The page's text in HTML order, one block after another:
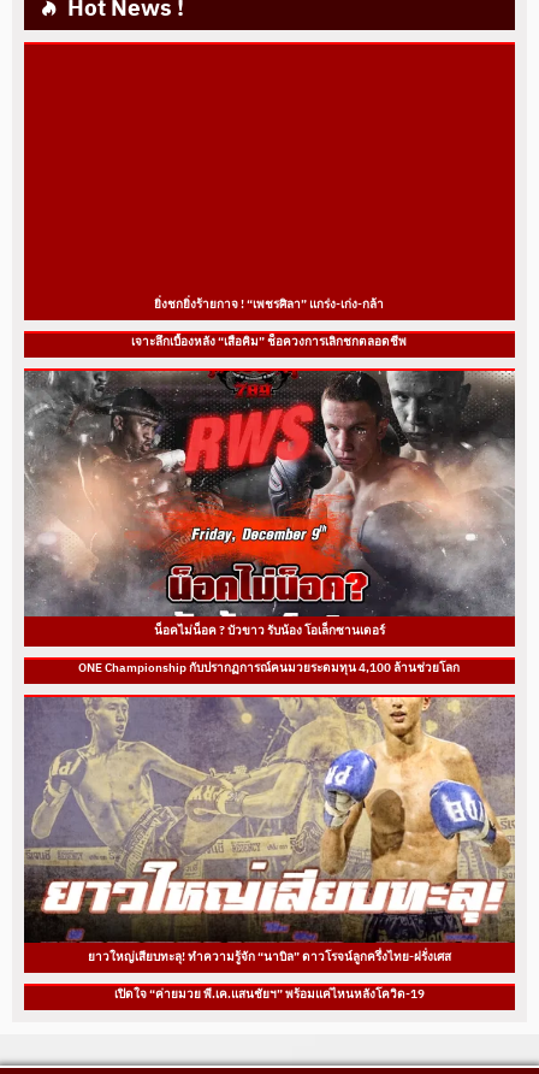
Hot News !
ยิ่งชกยิ่งร้ายกาจ ! “เพชรศิลา” แกร่ง-เก่ง-กล้า
เจาะลึกเบื้องหลัง “เสือคิม” ช็อควงการเลิกชกตลอดชีพ
น็อคไม่น็อค ? บัวขาว รับน้อง โอเล็กซานเดอร์
ONE Championship กับปรากฏการณ์คนมวยระดมทุน 4,100 ล้านช่วยโลก
ยาวใหญ่เสียบทะลุ! ทำความรู้จัก “นาบิล” ดาวโรจน์ลูกครึ่งไทย-ฝรั่งเศส
เปิดใจ “ค่ายมวย พี.เค.แสนชัยฯ” พร้อมแค่ไหนหลังโควิด-19